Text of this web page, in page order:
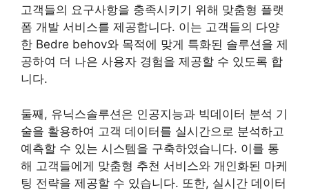
고객들의 요구사항을 충족시키기 위해 맞춤형 플랫
폼 개발 서비스를 제공합니다. 이는 고객들의 다양
한 Bedre behov와 목적에 맞게 특화된 솔루션을 제
공하여 더 나은 사용자 경험을 제공할 수 있도록 합
니다.
둘째, 유닉스솔루션은 인공지능과 빅데이터 분석 기
술을 활용하여 고객 데이터를 실시간으로 분석하고
예측할 수 있는 시스템을 구축하였습니다. 이를 통
해 고객들에게 맞춤형 추천 서비스와 개인화된 마케
팅 전략을 제공할 수 있습니다. 또한, 실시간 데이터